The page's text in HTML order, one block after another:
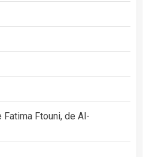
Fatima Ftouni, de Al-